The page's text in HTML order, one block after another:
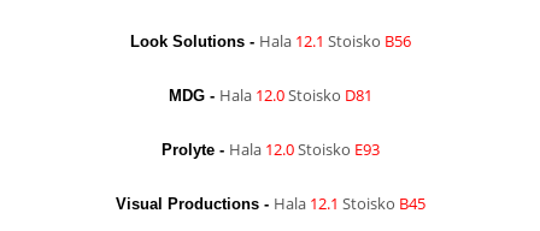
Look Solutions - Hala 12.1 Stoisko B56
MDG - Hala 12.0Stoisko D81
Prolyte - Hala 12.0Stoisko E93
Visual Productions - Hala 12.1 Stoisko B45